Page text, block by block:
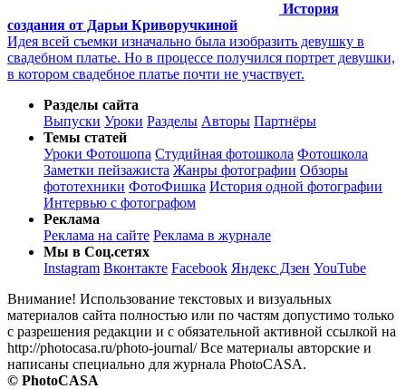
История
создания от Дарьи Криворучкиной
Идея всей съемки изначально была изобразить девушку в
свадебном платье. Но в процессе получился портрет девушки,
в котором свадебное платье почти не участвует.
Разделы сайта
Выпуски Уроки Разделы Авторы Партнёры
Темы статей
Уроки Фотошопа Студийная фотошкола Фотошкола
Заметки пейзажиста Жанры фотографии Обзоры
фототехники ФотоФишка История одной фотографии
Интервью с фотографом
Реклама
Реклама на сайте Реклама в журнале
Мы в Соц.сетях
Instagram Вконтакте Facebook Яндекс Дзен YouTube
Внимание! Использование текстовых и визуальных
материалов сайта полностью или по частям допустимо только
с разрешения редакции и с обязательной активной ссылкой на
http://photocasa.ru/photo-journal/ Все материалы авторские и
написаны специально для журнала PhotoCASA.
© PhotoCASA